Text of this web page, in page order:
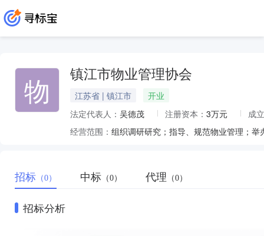
物 镇江市物业管理协会
江苏省 | 镇江市
开业
法定代表人： 吴德茂 注册资本： 3万元
成
经营范围： 组织调研研究；指导、规范物业管理；
招标 （0） 中标 （0） 代理 （0）
招标分析